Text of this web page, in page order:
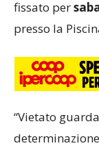
fissato per
presso la
“Vietato
determinazione